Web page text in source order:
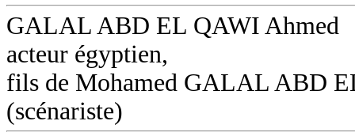
GALAL ABD EL QAWI Ahmed
acteur égyptien,
fils de Mohamed GALAL ABD
(scénariste)